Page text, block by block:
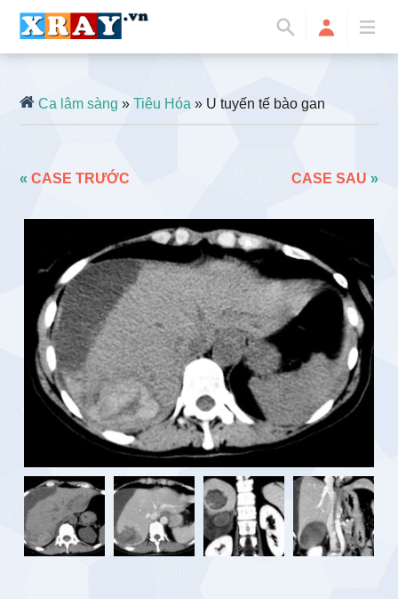
Ca lâm sàng »Tiêu Hóa » U tuyến tế bào gan
«CASE TRƯỚC CASE SAU »